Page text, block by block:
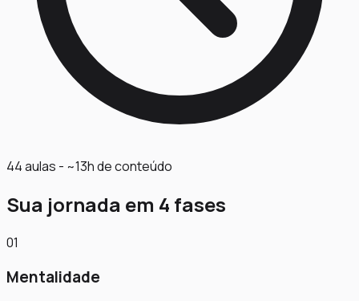
44 aulas - ~13h de conteúdo
Sua jornada em 4 fases
01
Mentalidade